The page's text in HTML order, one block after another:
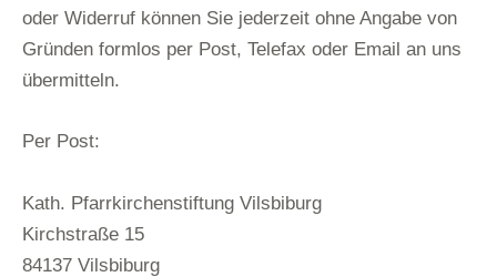
oder Widerruf können Sie jederzeit ohne Angabe von
Gründen formlos per Post, Telefax oder Email an uns
übermitteln.
Per Post:
Kath. Pfarrkirchenstiftung Vilsbiburg
Kirchstraße 15
84137 Vilsbiburg